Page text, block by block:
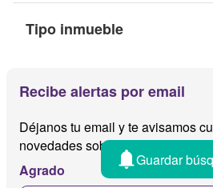
Tipo inmueble
Recibe alertas por email
Déjanos tu email y te avisamos
novedades sobre
Agrado
Guardar